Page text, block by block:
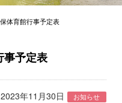
体育館行事予定表
事予定表
年11月30日 お知らせ